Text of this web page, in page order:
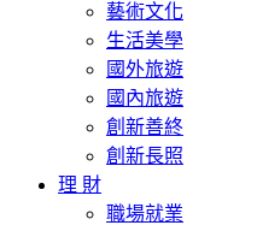
藝術文化
生活美學
國外旅遊
國內旅遊
創新善終
創新長照
理 財
職場就業